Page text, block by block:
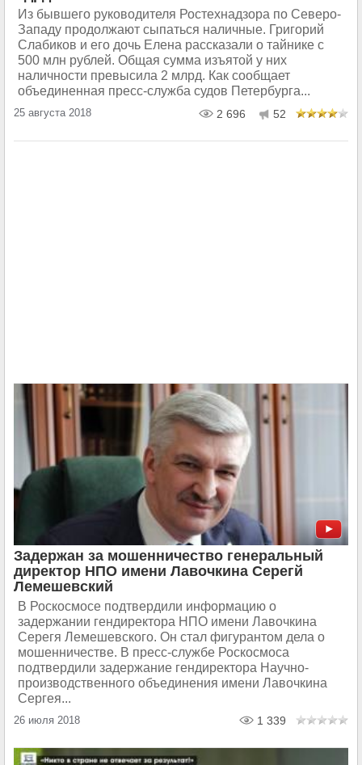
Из бывшего руководителя Ростехнадзора по Северо-
Западу продолжают сыпаться наличные. Григорий
Слабиков и его дочь Елена рассказали о тайнике с
500 млн рублей. Общая сумма изъятой у них
наличности превысила 2 млрд. Как сообщает
объединенная пресс-служба судов Петербурга...
25 августа 2018 2 696 52
Задержан за мошенничество генеральный
директор НПО имени Лавочкина Серегй
Лемешевский
В Роскосмосе подтвердили информацию о
задержании гендиректора НПО имени Лавочкина
Серегя Лемешевского. Он стал фигурантом дела о
мошенничестве. В пресс-службе Роскосмоса
подтвердили задержание гендиректора Научно-
производственного объединения имени Лавочкина
Сергея...
26 июля 2018 1 339